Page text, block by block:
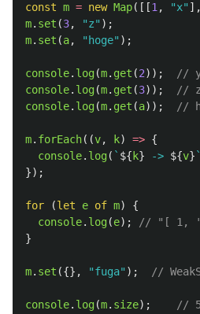
const m = new Map([[1 , "x" ],
m. set (3, "z" );
m. set (a, " hoge" );
console. log(m. get (2));
//
console. log(m. get (3));
// z
console. log(m. get (a)); //
m. forEach((v, k) => {
console. log( ` ${ k} -> ${v} `
});
for (let e of m)
{
console. log(e);
// "[ 1,
}
m. set ({}, "fuga" ); //
console. log(m. size); //